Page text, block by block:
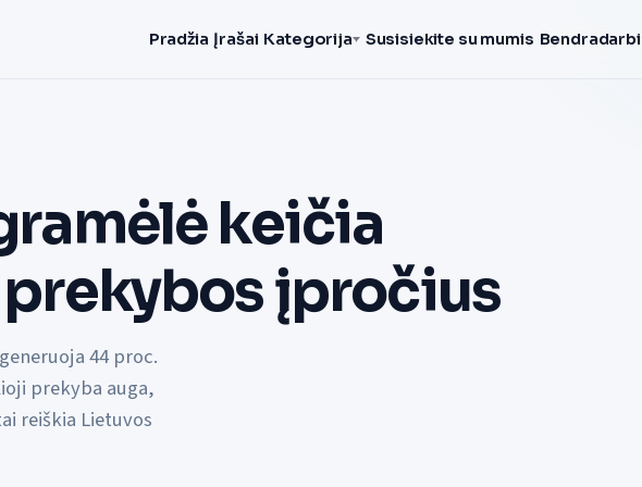
Pradžia Įrašai Kategorija Susisiekite su mumis
keičia
prekybos įpročius
44 proc.
prekyba auga,
reiškia Lietuvos